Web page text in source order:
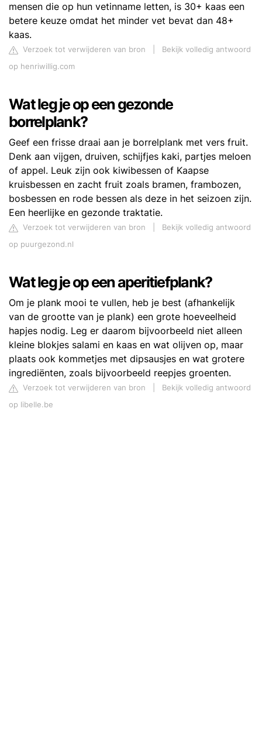
mensen die op hun vetinname letten, is 30+ kaas een
betere keuze omdat het minder vet bevat dan 48+
kaas.
Verzoek tot verwijderen van bron
Bekijk volledig antwoord
op henriwillig.com
Wat leg je op een gezonde
borrelplank?
Geef een frisse draai aan je borrelplank met vers fruit.
Denk aan vijgen, druiven, schijfjes kaki, partjes meloen
of appel. Leuk zijn ook kiwibessen of Kaapse
kruisbessen en zacht fruit zoals bramen, frambozen,
bosbessen en rode bessen als deze in het seizoen zijn.
Een heerlijke en gezonde traktatie.
Verzoek tot verwijderen van bron
Bekijk volledig antwoord
op puurgezond.nl
Wat leg je op een aperitiefplank?
Om je plank mooi te vullen, heb je best (afhankelijk
van de grootte van je plank) een grote hoeveelheid
hapjes nodig. Leg er daarom bijvoorbeeld niet alleen
kleine blokjes salami en kaas en wat olijven op, maar
plaats ook kommetjes met dipsausjes en wat grotere
ingrediënten, zoals bijvoorbeeld reepjes groenten.
Verzoek tot verwijderen van bron
Bekijk volledig antwoord
op libelle.be